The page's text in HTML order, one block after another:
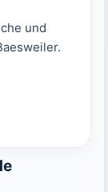
und